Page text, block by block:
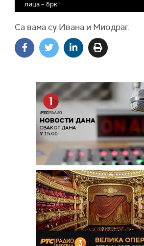
лица – брк“
Са вама су Ивана и Миодраг.